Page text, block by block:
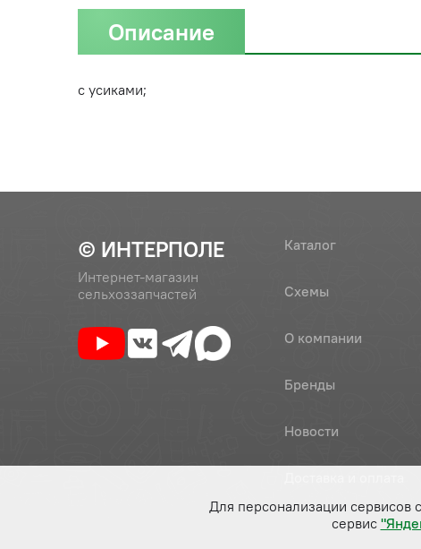
Описание
с усиками;
© ИНТЕРПОЛЕ
Интернет-магазин
сельхоззапчастей
Каталог
Схемы
О компании
Бренды
Новости
Для персонализации сервисов
сервис